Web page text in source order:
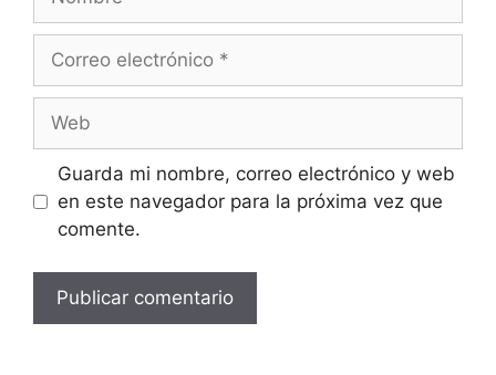
Guarda mi nombre, correo electrónico y web
en este navegador para la próxima vez que
comente.